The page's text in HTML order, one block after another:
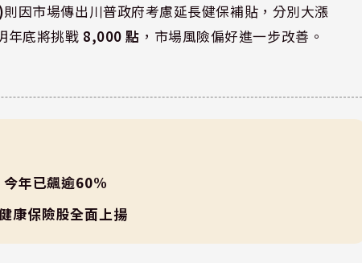
則因市場傳出川普政府考慮延長健保補貼，分別大漲
年底將挑戰 8,000 點 ，市場風險偏好進一步改善。
年已飆逾60%
康保險股全面上揚